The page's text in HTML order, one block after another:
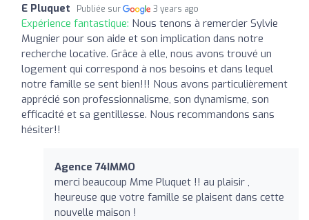
E Pluquet Publiée sur 3 years ago
Expérience fantastique: Nous tenons à remercier Sylvie
Mugnier pour son aide et son implication dans notre
recherche locative. Grâce à elle, nous avons trouvé un
logement qui correspond à nos besoins et dans lequel
notre famille se sent bien!!! Nous avons particulièrement
apprécié son professionnalisme, son dynamisme, son
efficacité et sa gentillesse. Nous recommandons sans
hésiter!!
Agence 74IMMO
merci beaucoup Mme Pluquet !! au plaisir ,
heureuse que votre famille se plaisent dans cette
nouvelle maison !